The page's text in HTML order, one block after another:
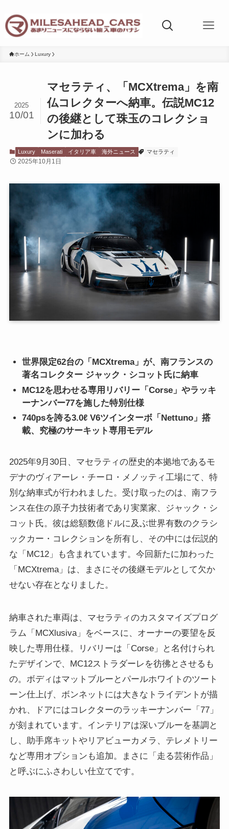
ホーム Luxury
マセラティ、「MCXtrema」を南
仏コレクターへ納車。伝説MC12
の後継として珠玉のコレクショ
ンに加わる
2025
10/01
Luxury Maserati イタリア車 海外ニュース マセラティ
2025年10月1日
世界限定62台の「MCXtrema」が、南フランスの
著名コレクター ジャック・シコット氏に納車
MC12を思わせる専用リバリー「Corse」やラッキ
ーナンバー77を施した特別仕様
740psを誇る3.0ℓ V6ツインターボ「Nettuno」搭
載、究極のサーキット専用モデル
2025年9月30日、マセラティの歴史的本拠地であるモ
デナのヴィアーレ・チーロ・メノッティ工場にて、特
別な納車式が行われました。受け取ったのは、南フラ
ンス在住の原子力技術者であり実業家、ジャック・シ
コット氏。彼は総額数億ドルに及ぶ世界有数のクラシ
ックカー・コレクションを所有し、その中には伝説的
な「MC12」も含まれています。今回新たに加わった
「MCXtrema」は、まさにその後継モデルとして欠か
せない存在となりました。
納車された車両は、マセラティのカスタマイズプログ
ラム「MCXlusiva」をベースに、オーナーの要望を反
映した専用仕様。リバリーは「Corse」と名付けられ
たデザインで、MC12ストラダーレを彷彿とさせるも
の。ボディはマットブルーとパールホワイトのツート
ーン仕上げ、ボンネットには大きなトライデントが描
かれ、ドアにはコレクターのラッキーナンバー「77」
が刻まれています。インテリアは深いブルーを基調と
し、助手席キットやリアビューカメラ、テレメトリー
など専用オプションも追加。まさに「走る芸術作品」
と呼ぶにふさわしい仕立てです。